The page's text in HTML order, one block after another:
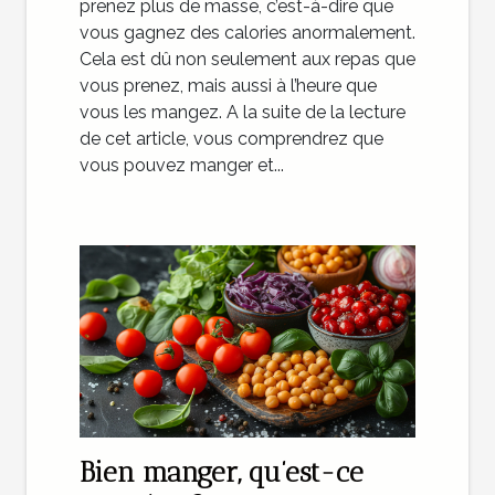
prenez plus de masse, c’est-à-dire que
vous gagnez des calories anormalement.
Cela est dû non seulement aux repas que
vous prenez, mais aussi à l’heure que
vous les mangez. A la suite de la lecture
de cet article, vous comprendrez que
vous pouvez manger et...
Bien manger, qu’est-ce